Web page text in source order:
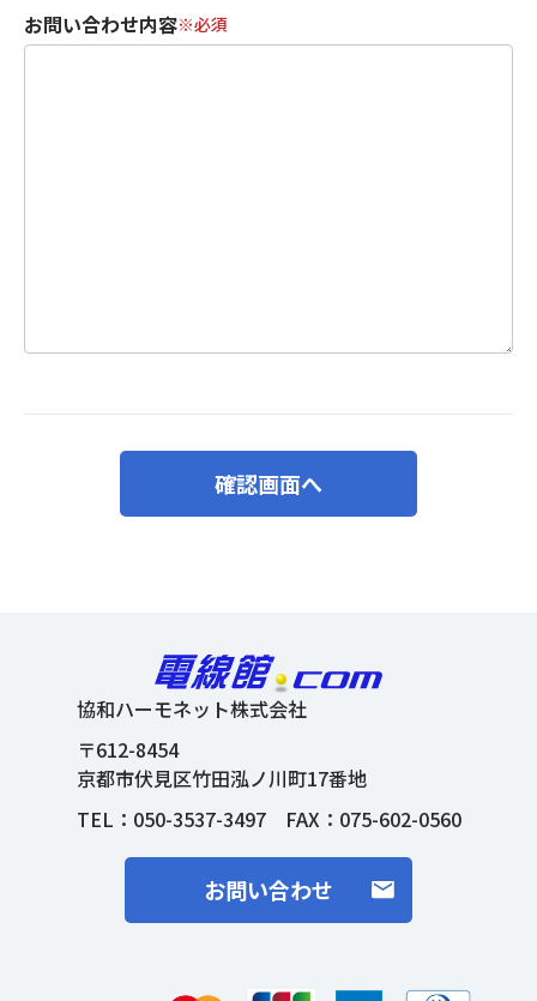
お問い合わせ内容※必須
確認画面へ
協和ハーモネット株式会社
〒612-8454
京都市伏見区竹田泓ノ川町17番地
TEL： 050-3537-3497FAX：075-602-0560
お問い合わせ